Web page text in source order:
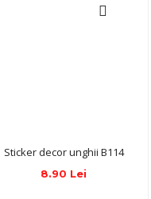
Sticker decor unghii B114
8.90 Lei